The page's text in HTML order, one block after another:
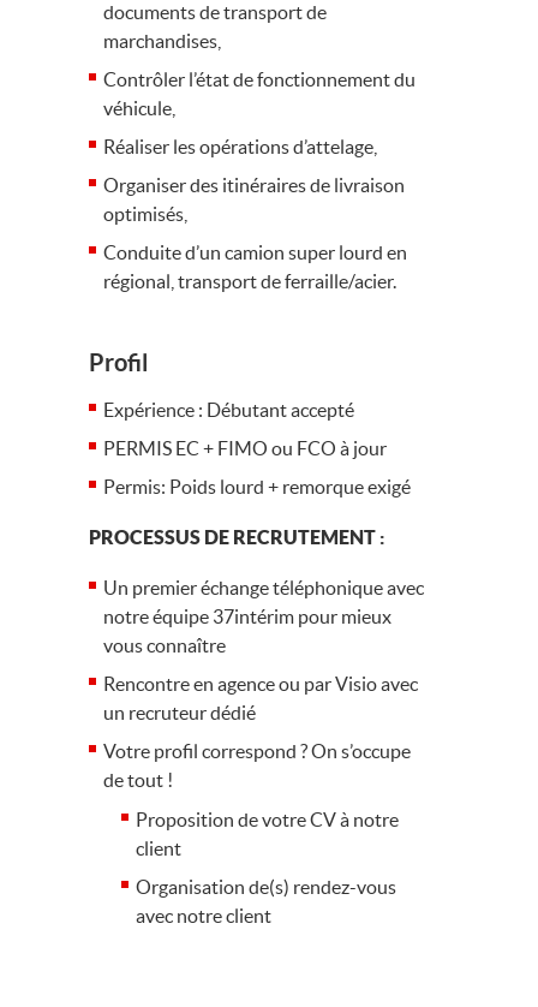
documents de transport de
marchandises,
Contrôler l’état de fonctionnement du
véhicule,
Réaliser les opérations d’attelage,
Organiser des itinéraires de livraison
optimisés,
Conduite d’un camion super lourd en
régional, transport de ferraille/acier.
Profil
Expérience : Débutant accepté
PERMIS EC + FIMO ou FCO à jour
Permis: Poids lourd + remorque exigé
PROCESSUS DE RECRUTEMENT :
Un premier échange téléphonique avec
notre équipe 37intérim pour mieux
vous connaître
Rencontre en agence ou par Visio avec
un recruteur dédié
Votre profil correspond ? On s’occupe
de tout !
Proposition de votre CV à notre
client
Organisation de(s) rendez-vous
avec notre client